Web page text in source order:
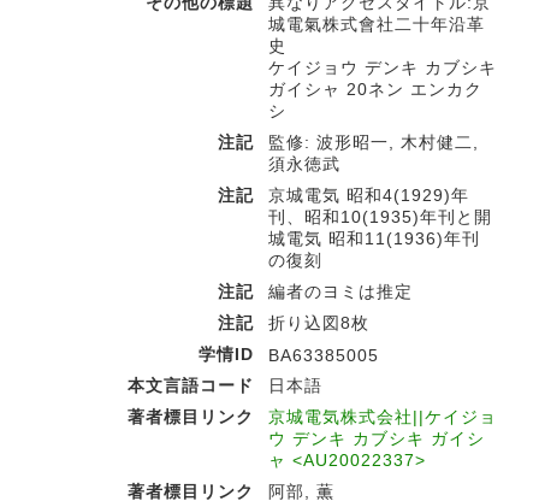
城電氣株式會社二十年沿革
史
ケイジョウ デンキ カブシキ
ガイシャ 20ネン エンカク
シ
注記
監修: 波形昭一, 木村健二,
須永徳武
注記
京城電気 昭和4(1929)年
刊、昭和10(1935)年刊と開
城電気 昭和11(1936)年刊
の復刻
注記
編者のヨミは推定
注記
折り込図8枚
学情ID
BA63385005
本文言語コード
日本語
著者標目リンク
京城電気株式会社||ケイジョ
ウ デンキ カブシキ ガイシ
ャ <AU20022337>
著者標目リンク
阿部, 薫